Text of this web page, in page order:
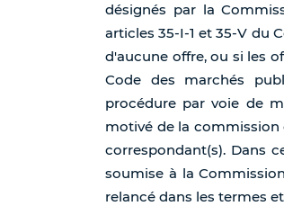
désignés par la
articles 35-I-1 et 35-V du
d'aucune offre, ou si les
Code des marchés
procédure par voie de
motivé de la commission
correspondant(s). Dans
soumise à la
relancé dans les termes